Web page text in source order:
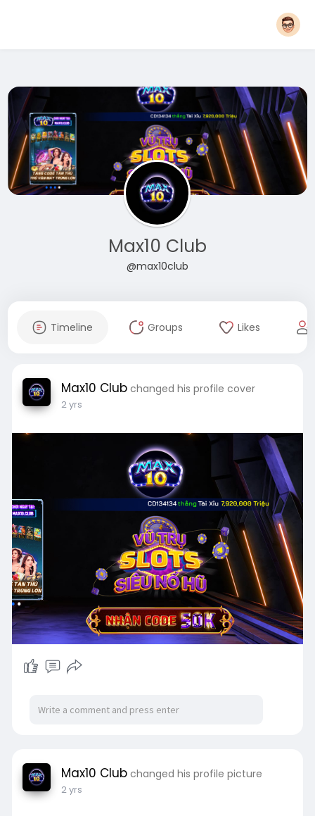
Max10 Club
@max10club
Timeline Groups Likes
Max10 Club changed his profile cover
2 yrs
Max10 Club changed his profile picture
2 yrs